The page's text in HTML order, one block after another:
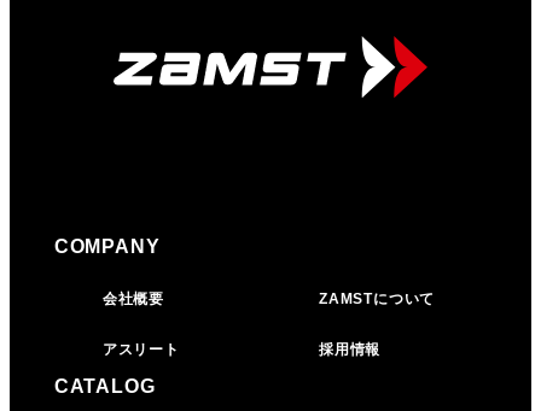
COMPANY
会社概要 ZAMSTについて
アスリート 採用情報
CATALOG